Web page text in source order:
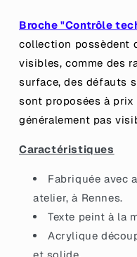
acrylique
bleue
et
multicolore
bleue
et
Broche "Contrôle
collection possèdent
visibles, comme des
surface, des défauts
sont proposées à prix
généralement pas
Caractéristiques
Fabriquée avec
atelier, à Rennes.
Texte peint à la
Acrylique